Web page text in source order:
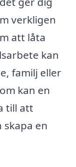
verkligen
att låta
kan
familj eller
kan en
till att
en